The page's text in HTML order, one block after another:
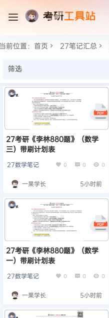
前位置： 首页 27笔记汇总
筛选
27考研《李林880题》（数学
三）带刷计划表
27数学笔记 0 0 0
一果学长 5小时前
27考研《李林880题》（数学
一）带刷计划表
27数学笔记 0 0 0
一果学长 5小时前